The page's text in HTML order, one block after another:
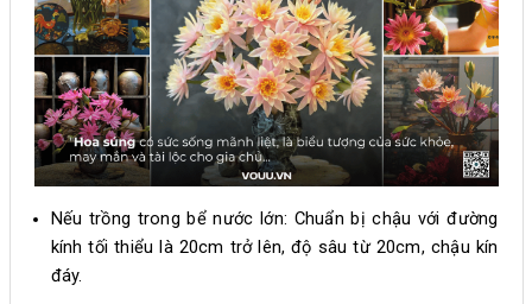
Nếu trồng trong bể nước lớn: Chuẩn bị chậu với đường
kính tối thiểu là 20cm trở lên, độ sâu từ 20cm, chậu kín
đáy.